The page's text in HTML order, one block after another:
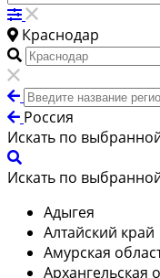
Краснодар
Россия
Искать по
Искать по
Адыгея
Алтайский край
Амурская
Архангельская